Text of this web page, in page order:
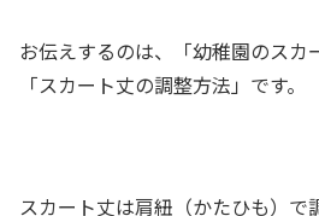
お伝えするのは、「幼稚園のスカ
「スカート丈の調整方法」です。
スカート丈は肩紐（かたひも）で